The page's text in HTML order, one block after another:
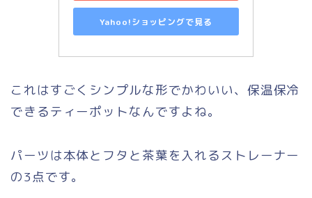
Yahoo!ショッピングで見る
これはすごくシンプルな形でかわいい、保温保冷
できるティーポットなんですよね。
パーツは本体とフタと茶葉を入れるストレーナー
の3点です。